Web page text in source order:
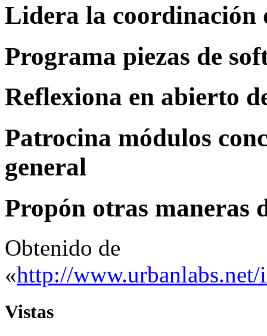
Lidera la coordinación
Programa piezas de
Reflexiona en abierto
Patrocina módulos
general
Propón otras maneras
Obtenido de
«http://
Vistas